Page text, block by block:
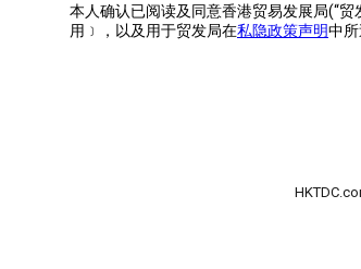
本人确认已阅读及同意香港贸易发展局(“贸
用﹞，以及用于贸发局在私隐政策声明中